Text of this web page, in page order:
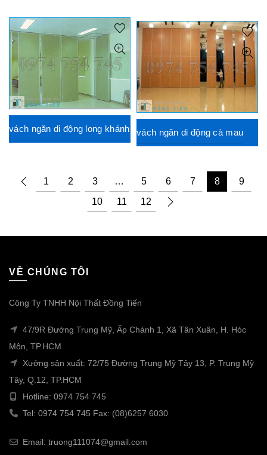
vách ngăn di động long khánh vách ngăn di động cà mau
1 2 3 … 5 6 7 8
9
10
11 12
VỀ CHÚNG TÔI
Công Ty TNHH Nội Thất Đồng Tiến
47/9R Đường Trung Mỹ, Ấp Chánh 1, Xã Tân Xuân, H. Hóc
Môn, TP.HCM
Xưởng sản xuất: 72/75 Đường Trung Mỹ Tây 13, P. Trung Mỹ
Tây, Q.12, TP.HCM
Hotline: 0974 754 745
Tel: 0974 754 745 Fax: (08)6257 6030
Email: truong111074@gmail.com